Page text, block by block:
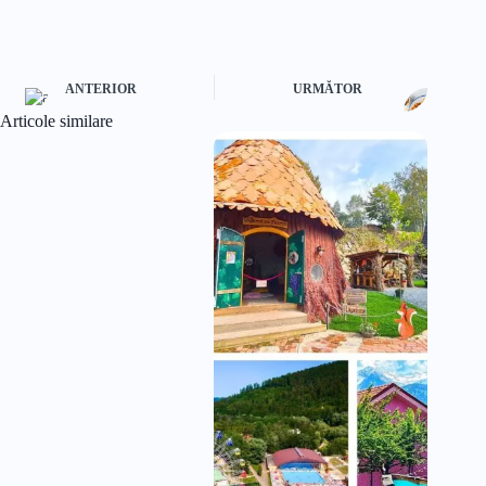
ANTERIOR URMĂTOR
Articole similare